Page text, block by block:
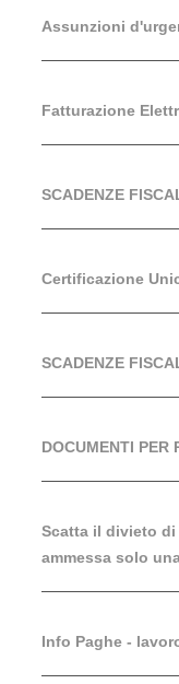
Assunzioni
Fatturazione
SCADENZE
Certificazione
SCADENZE
DOCUMENTI PER
Scatta il divieto
ammessa solo
Info Paghe -